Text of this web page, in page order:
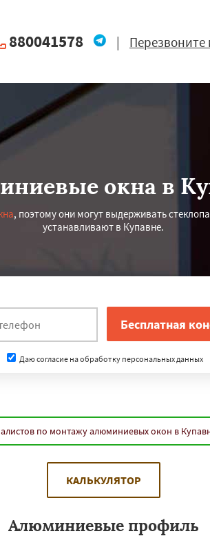
880041578 | Перезвоните
окна в
, поэтому они могут выдерживать
устанавливают в Купавне.
Даю согласие на обработку персональных данных
по монтажу алюминиевых окон в
КАЛЬКУЛЯТОР
Алюминиевые профиль